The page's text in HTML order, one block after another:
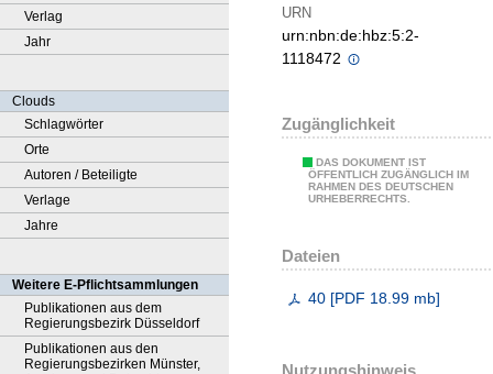
Verlag
Jahr
Clouds
Schlagwörter
Orte
Autoren / Beteiligte
Verlage
Jahre
Weitere E-Pflichtsammlungen
Publikationen aus dem
Regierungsbezirk Düsseldorf
Publikationen aus den
Regierungsbezirken Münster,
URN
urn:nbn:de:hbz:5:2-
1118472
Zugänglichkeit
DAS DOKUMENT IST
ÖFFENTLICH ZUGÄNGLICH IM
RAHMEN DES DEUTSCHEN
URHEBERRECHTS.
Dateien
40 [PDF 18.99 mb]
Nutzungshinweis